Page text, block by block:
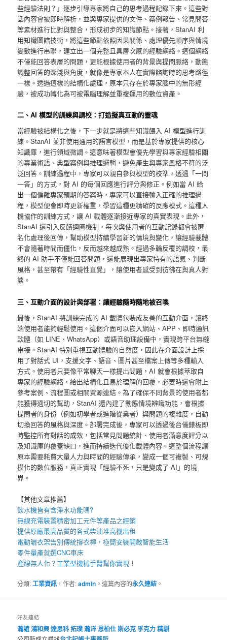
些經驗法則？」逐步引導專家將自己的思考過程記錄下來。這些對
話內容會被即時解析，並與專家提供的文件、案例報告、常見問答
等素材進行比對與整合，形成初步的知識節點。接著，StanAI 利
用知識圖譜技術，將這些節點依照因果關係、處理優先順序與情境
變數進行串聯，建立出一個完整且具層次感的經驗網絡。這個網絡
不僅能回答表層的問題，更能根據使用者的背景與提問脈絡，動態
調整回答的深淺與角度，就像是專家本人在實際諮詢時的思考路徑
一樣。透過這樣的結構化處理，原本只存在於專家腦中的無形經
驗，被成功轉化為可被電腦理解並重複運用的數位資產。
二、AI 模型的訓練與調校：打造擬真互動的靈魂
當經驗被結構化之後，下一步就是將這些知識餵入 AI 模型進行訓
練。StanAI 並非使用通用的語言模型，而是基於專家提供的核心
知識庫，進行領域微調。這意味著模型會優先學習與專家經驗相關
的專業術語、典型案例與推理邏輯，避免產生與專家風格不符的泛
泛回答。訓練過程中，專家可以親自參與模型的校準，透過「一問
一答」的方式，對 AI 的每個回應進行評分與修正。例如當 AI 給
出一個偏離專家預期的答案時，專家可以直接輸入正確的推理過
程，模型便會即時更新權重，學習這種更精確的反應模式。這種人
機協作的訓練方式，讓 AI 載體逐漸接近專家的真實表現。此外，
StanAI 還引入反饋迴圈機制，每次與使用者的互動記錄都會被匿
名化處理後回傳，幫助模型持續學習新的情境與變化，讓經驗載體
不會隨著時間而僵化，反而越來越成熟。經過多輪反覆的調校，最
終的 AI 助手不僅能回答問題，還能展現出專家特有的語氣、判斷
風格，甚至帶有「經驗性直覺」，讓使用者感受到彷彿在與真人對
談。
三、互動介面的設計與部署：讓經驗隨時隨地被召喚
最後，StanAI 將訓練完成的 AI 載體包裝成友善的互動介面，讓終
端使用者能夠輕鬆使用。這個介面可以嵌入網站、APP、即時通訊
軟體（如 LINE、WhatsApp）或語音助理設備中，實現跨平台無縫
串接。StanAI 特別重視互動體驗的自然度，因此在介面設計上採
用了對話式 UI，支援文字、語音、圖片甚至檔案上傳等多種輸入
方式。使用者只要像平常聊天一樣提出問題，AI 就會根據萃取自
專家的經驗網絡，給出結構化且易於理解的回覆，必要時還會附上
參考案例、流程圖或相關資源連結。為了確保不同背景的使用者都
能獲得適切的幫助，StanAI 還內建了動態情境辨識功能，會根據
提問者的身份（例如初學者或進階從業者）與問題的複雜度，自動
切換回答的風格與深度。部署完成後，專家可以透過後台儀錶板即
時監控所有對話的成效，包括常見問題統計、使用者滿意度評分以
及知識庫的覆蓋缺口，進而持續迭代優化載體內容。這整個流程讓
原本需要耗費大量人力與時間的經驗傳承，變成一個可複製、可規
模化的數位服務，真正實現「經驗不死，只是變成了 AI」的境
界。
【其他文章推薦】
飲水機皆有含淨水功能嗎?
無線充電裝置精密加工元件等產品之經銷
提供原廠最高品質的各式柴油堆高機出租
電動曬衣架告別傳統撐衣桿，極簡安裝開啟智能生活
零件量產就選CNC車床
產線無人化？ 工業型機械手臂幫你實現！
分類:工業資訊 ，作者:admin 。這篇內容的永久連結 。
好友連結
瀚誼鴻和興達思科拓璞瀚洋 恩柏仕斯必克孚克力精騏